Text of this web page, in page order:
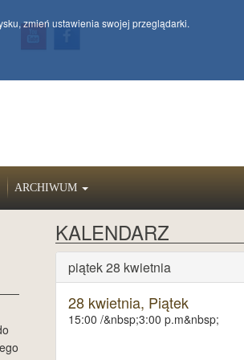
ARCHIWUM
KALENDARZ
piątek 28 kwietnia
28 kwietnia, Piątek
15:00 /&nbsp;3:00 p.m&nbsp;
zmień ustawienia swojej przeglądarki.